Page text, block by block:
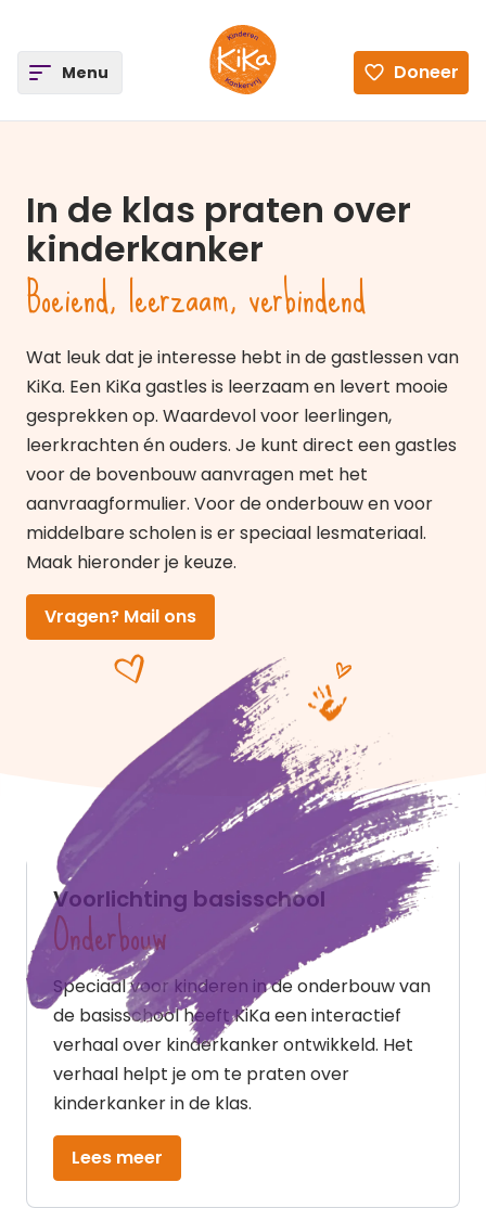
Open
Menu Doneer
In de klas praten over
kinderkanker
Boeiend, leerzaam, verbindend
Wat leuk dat je interesse hebt in de gastlessen van
KiKa. Een KiKa gastles is leerzaam en levert mooie
gesprekken op. Waardevol voor leerlingen,
leerkrachten én ouders. Je kunt direct een gastles
voor de bovenbouw aanvragen met het
aanvraagformulier. Voor de onderbouw en voor
middelbare scholen is er speciaal lesmateriaal.
Maak hieronder je keuze.
Vragen? Mail ons
Voorlichting basisschool
Onderbouw
Speciaal voor kinderen in de onderbouw van
de basisschool heeft KiKa een interactief
verhaal over kinderkanker ontwikkeld. Het
verhaal helpt je om te praten over
kinderkanker in de klas.
Lees meer